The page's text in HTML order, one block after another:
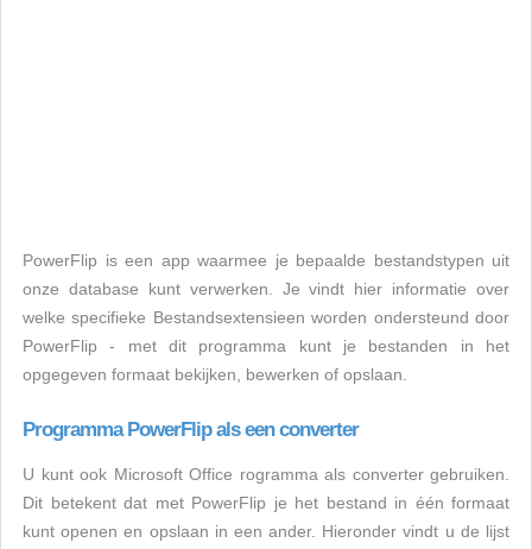
PowerFlip is een app waarmee je bepaalde bestandstypen uit
onze database kunt verwerken. Je vindt hier informatie over
welke specifieke Bestandsextensieen worden ondersteund door
PowerFlip - met dit programma kunt je bestanden in het
opgegeven formaat bekijken, bewerken of opslaan.
Programma PowerFlip als een converter
U kunt ook Microsoft Office rogramma als converter gebruiken.
Dit betekent dat met PowerFlip je het bestand in één formaat
kunt openen en opslaan in een ander. Hieronder vindt u de lijst